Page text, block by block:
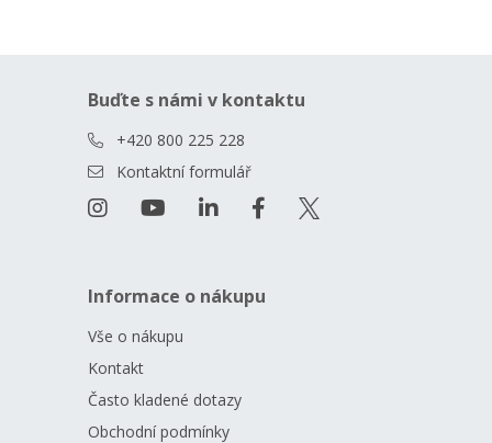
Buďte s námi v kontaktu
+420 800 225 228
Kontaktní formulář
Informace o nákupu
Vše o nákupu
Kontakt
Často kladené dotazy
Obchodní podmínky